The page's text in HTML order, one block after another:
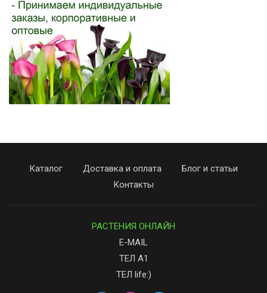
Каталог Доставка и оплата
Блог и статьи
Контакты
РАСТЕНИЯ ОНЛАЙН
E-MAIL
ТЕЛ А1
ТЕЛ life:)